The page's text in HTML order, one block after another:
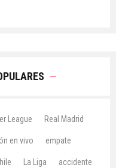
League Real Madrid
en vivo empate
La Liga accidente